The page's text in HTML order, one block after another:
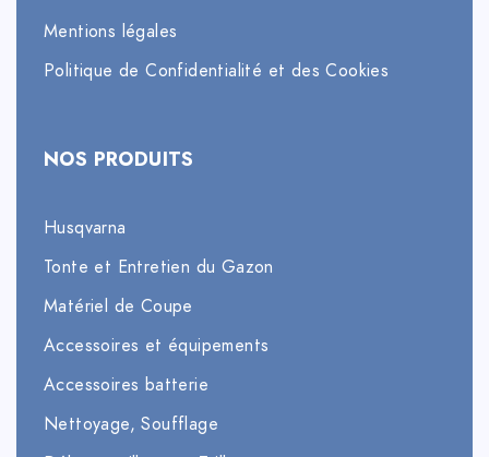
Mentions légales
Politique de Confidentialité et des Cookies
NOS PRODUITS
Husqvarna
Tonte et Entretien du Gazon
Matériel de Coupe
Accessoires et équipements
Accessoires batterie
Nettoyage, Soufflage